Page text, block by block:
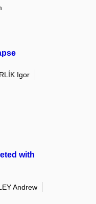
Igor
with
Andrew